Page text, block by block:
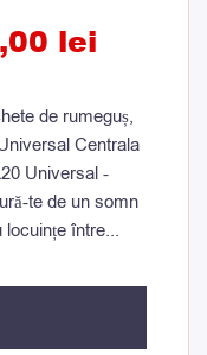
lei
de rumeguș,
Centrala
Universal -
te de un somn
locuințe între...